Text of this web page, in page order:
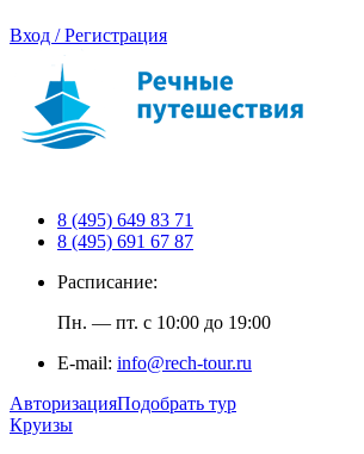
Вход / Регистрация
8 (495) 649 83 71
8 (495) 691 67 87
Расписание:
Пн. — пт. с 10:00 до 19:00
E-mail: info@rech-tour.ru
АвторизацияПодобрать тур
Круизы